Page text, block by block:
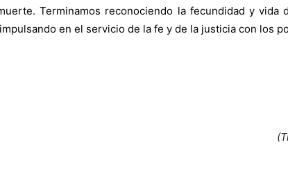
Terminamos reconociendo la fecundidad y
en el servicio de la fe y de la justicia con los